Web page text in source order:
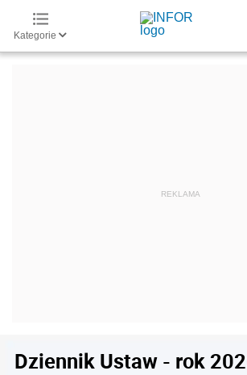
Kategorie
Dziennik Ustaw - rok